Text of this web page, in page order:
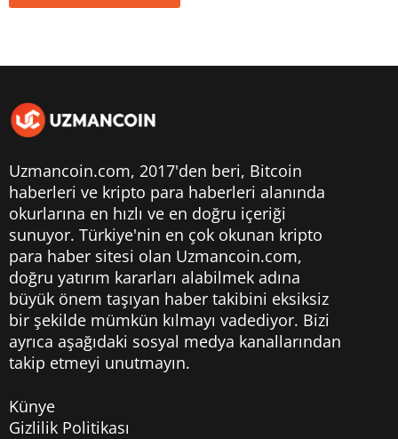
Uzmancoin.com, 2017'den beri, Bitcoin
haberleri ve kripto para haberleri alanında
okurlarına en hızlı ve en doğru içeriği
sunuyor. Türkiye'nin en çok okunan kripto
para haber sitesi olan Uzmancoin.com,
doğru yatırım kararları alabilmek adına
büyük önem taşıyan haber takibini eksiksiz
bir şekilde mümkün kılmayı vadediyor. Bizi
ayrıca aşağıdaki sosyal medya kanallarından
takip etmeyi unutmayın.
Künye
Gizlilik Politikası